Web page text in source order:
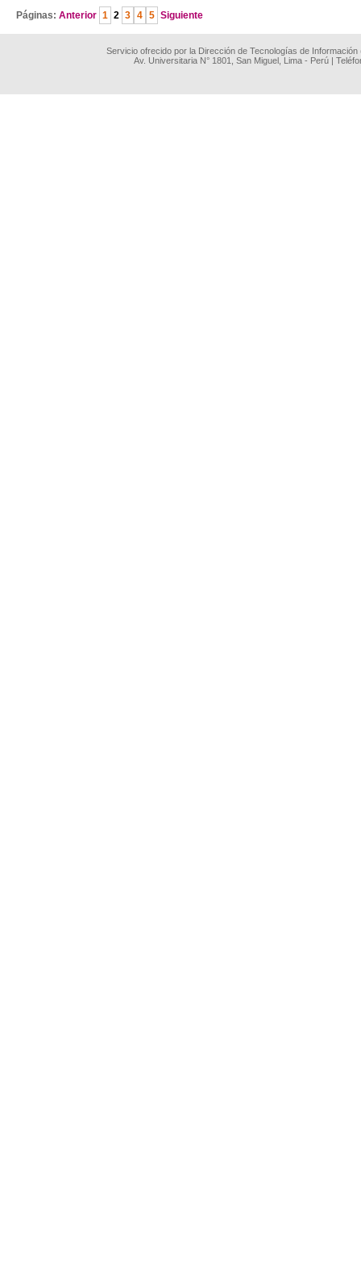
Páginas: Anterior 1 2 3 4 5 Siguiente
Servicio ofrecido por la Dirección de Tecnologías de
Av. Universitaria N° 1801, San Miguel, Lima - Perú |